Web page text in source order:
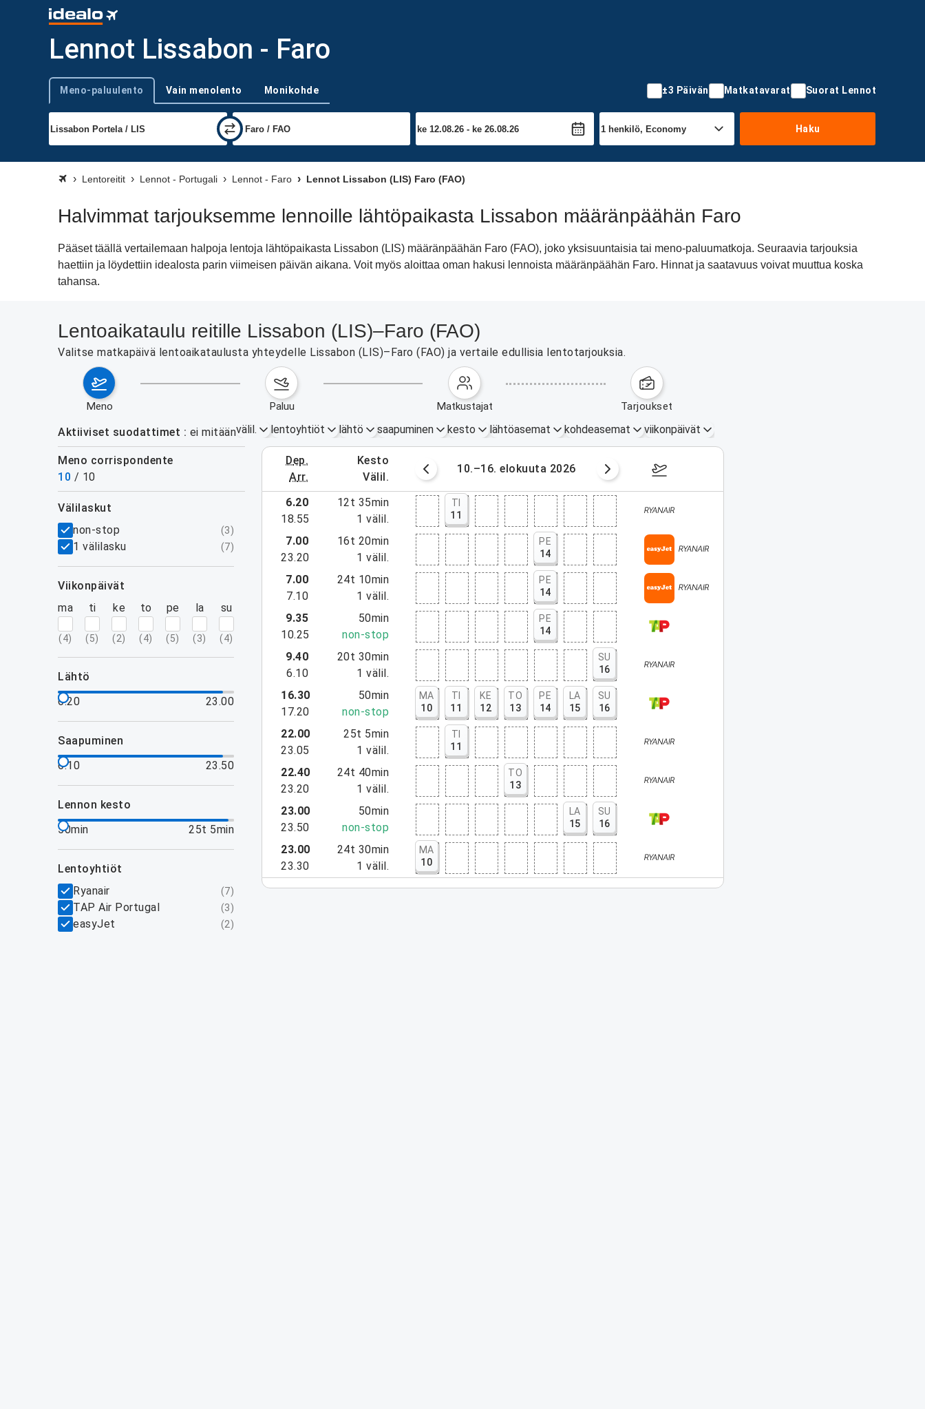
Lennot Lissabon - Faro
Trip type
Meno-paluulento Vain menolento Monikohde ±3 Päivän Matkatavarat Suorat Lennot
Haku
Lentoreitit Lennot - Portugali Lennot - Faro Lennot Lissabon (LIS) Faro (FAO)
Halvimmat tarjouksemme lennoille lähtöpaikasta Lissabon määränpäähän Faro
Pääset täällä vertailemaan halpoja lentoja lähtöpaikasta Lissabon (LIS) määränpäähän Faro (FAO), joko yksisuuntaisia tai meno-paluumatkoja. Seuraavia tarjouksia
haettiin ja löydettiin idealosta parin viimeisen päivän aikana. Voit myös aloittaa oman hakusi lennoista määränpäähän Faro. Hinnat ja saatavuus voivat muuttua koska
tahansa.
Lentoaikataulu reitille Lissabon (LIS)–Faro (FAO)
Valitse matkapäivä lentoaikataulusta yhteydelle Lissabon (LIS)–Faro (FAO) ja vertaile edullisia lentotarjouksia.
meno paluu matkustajat tarjoukset
Aktiiviset suodattimet ei mitäänvälil. lentoyhtiöt lähtö saapuminen kesto lähtöasemat kohdeasemat viikonpäivät
Meno corrispondente
10 / 10
dep.
arr.
kesto
välil.
3.–9. elokuuta 2026 10.–16. elokuuta 2026 17.–23. elokuuta 2026
suodattimet
välilaskut
non-stop
(3)
1 välilasku (7)
viikonpäivät
ma
(4)
ti
(5)
ke
(2)
to
(4)
pe
(5)
la
(3)
su
(4)
lähtö
6.20
23.00
saapuminen
6.10
23.50
lennon kesto
50min
25t 5min
lentoyhtiöt
Ryanair
(7)
TAP Air Portugal (3)
easyJet (2)
6.20
18.55
12t 35min
1 välil.
TI
11
7.00
23.20
16t 20min
1 välil.
PE
14
7.00
7.10
24t 10min
1 välil.
PE
14
9.35
10.25
50min
non-stop
PE
14
9.40
6.10
20t 30min
1 välil.
SU
16
16.30
17.20
50min
non-stop
MA
10
TI
11
KE
12
TO
13
PE
14
LA
15
SU
16
22.00
23.05
25t 5min
1 välil.
TI
11
22.40
23.20
24t 40min
1 välil.
TO
13
23.00
23.50
50min
non-stop
LA
15
SU
16
23.00
23.30
24t 30min
1 välil.
MA
10